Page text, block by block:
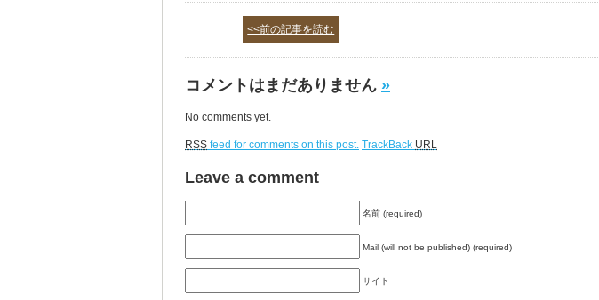
<<前の記事を読む
コメントはまだありません »
No comments yet.
RSS feed for comments on this post. TrackBack URL
Leave a comment
名前 (required)
Mail (will not be published) (required)
サイト